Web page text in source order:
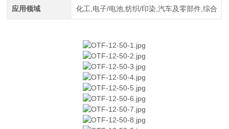
应用领域 化工,电子/电池,纺织/印染,汽车及零部件,综合